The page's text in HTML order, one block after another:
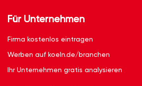
Für Unternehmen
Firma kostenlos eintragen
Werben auf koeln.de/branchen
Ihr Unternehmen gratis analysieren